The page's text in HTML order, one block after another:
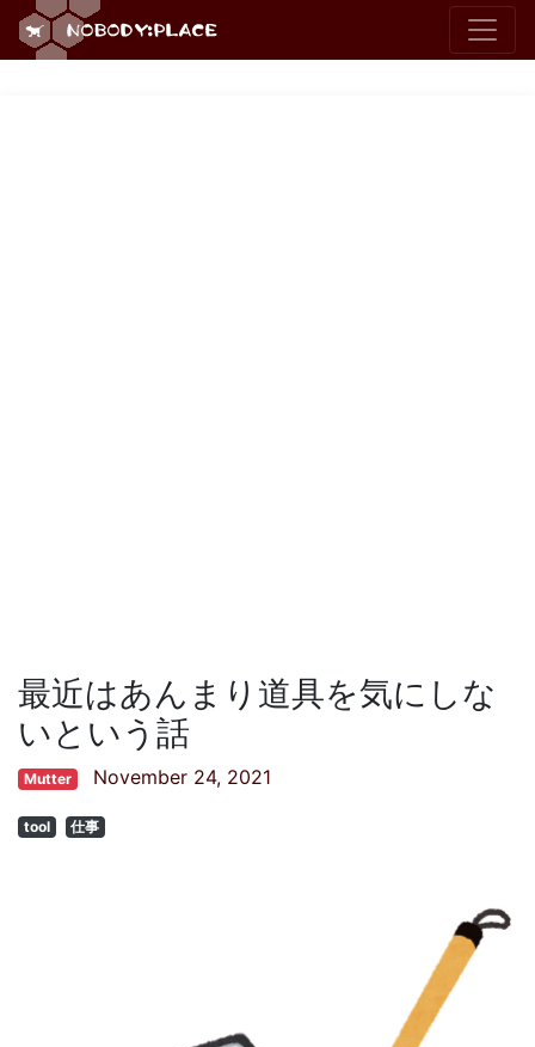
最近はあんまり道具を気にしな
いという話
Mutter November 24, 2021
tool 仕事